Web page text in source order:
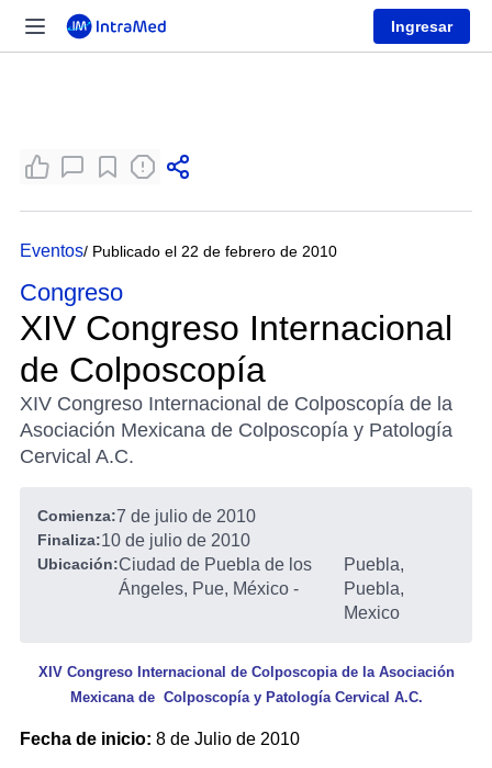
Ingresar
Eventos/ Publicado el 22 de febrero de 2010
Congreso
XIV Congreso Internacional
de Colposcopía
XIV Congreso Internacional de Colposcopía de la
Asociación Mexicana de Colposcopía y Patología
Cervical A.C.
Comienza:7 de julio de 2010
Finaliza:10 de julio de 2010
Ubicación:Ciudad de Puebla de los
Ángeles, Pue, México -
Puebla,
Puebla,
Mexico
XIV Congreso Internacional de Colposcopia de la Asociación
Mexicana de Colposcopía y Patología Cervical A.C.
Fecha de inicio: 8 de Julio de 2010